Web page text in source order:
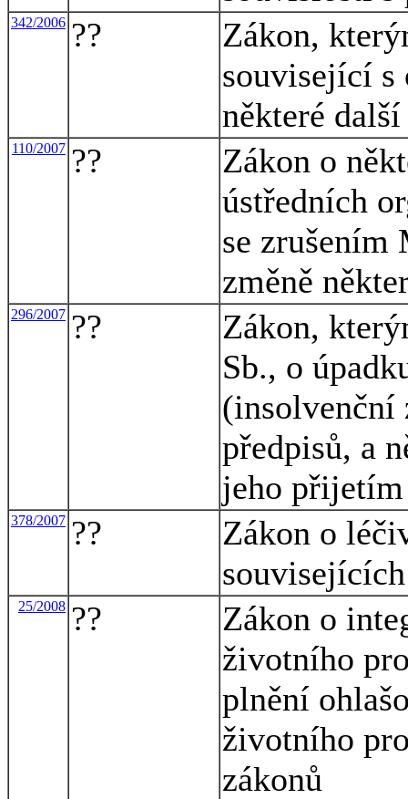
342/2006 ??
Zákon,
související s
některé
110/2007 ??
Zákon o
ústředních
se
změně
296/2007 ??
Zákon,
Sb., o
(insolvenční
předpisů, a
jeho přijetím
378/2007 ??
Zákon o
25/2008 ??
Zákon o
životního
plnění
životního
zákonů